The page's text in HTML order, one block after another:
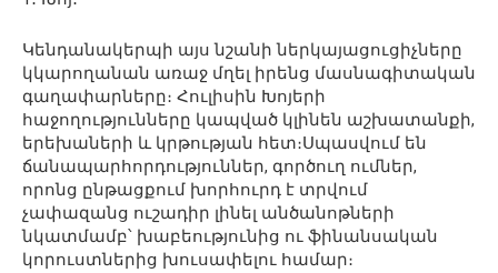
Կենդանակերպի այս նշանի ներկայացուցիչները
կկարողանան առաջ մղել իրենց մասնագիտական
​​գաղափարները։ Հուլիսին Խոյերի
հաջողությունները կապված կլինեն աշխատանքի,
երեխաների և կրթության հետ։Սպասվում են
ճանապարհորդություններ, գործուղ ումներ,
որոնց ընթացքում խորհուրդ է տրվում
չափազանց ուշադիր լինել անծանոթների
նկատմամբ՝ խաբեությունից ու ֆինանսական
կորուստներից խուսափելու համար։